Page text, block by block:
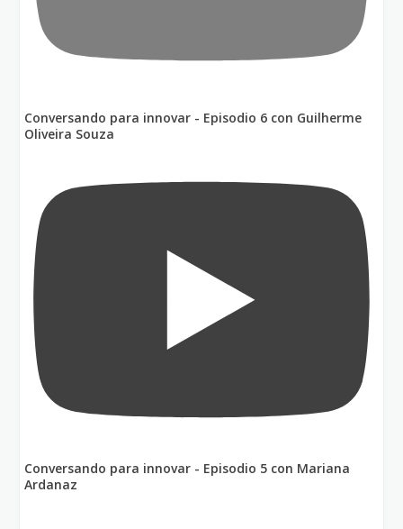
Conversando para innovar - Episodio 6 con Guilherme
Oliveira Souza
Conversando para innovar - Episodio 5 con Mariana
Ardanaz